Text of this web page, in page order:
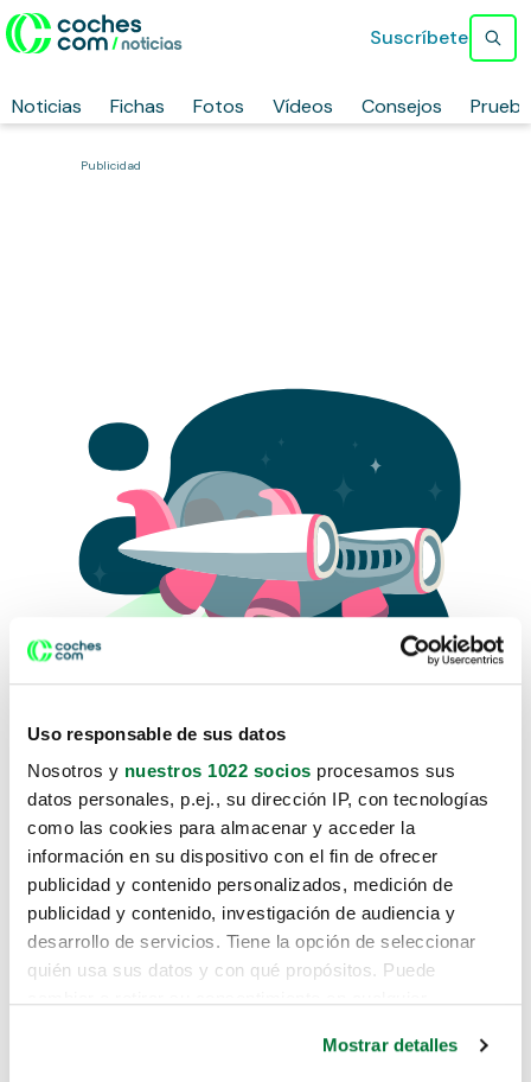
Uso responsable de sus datos
Nosotros y nuestros 1022 socios procesamos sus
datos personales, p.ej., su dirección IP, con tecnologías
como las cookies para almacenar y acceder la
información en su dispositivo con el fin de ofrecer
publicidad y contenido personalizados, medición de
publicidad y contenido, investigación de audiencia y
desarrollo de servicios. Tiene la opción de seleccionar
quién usa sus datos y con qué propósitos. Puede
Mostrar detalles
Noticias Fichas Fotos Vídeos Consejos
Suscríbete
Publicidad
Lo sentimos, no sabemos como
te hemos traido hasta aquí.
Pero puedes encontrar el coche que estás
buscando en alguno de estos enlaces: